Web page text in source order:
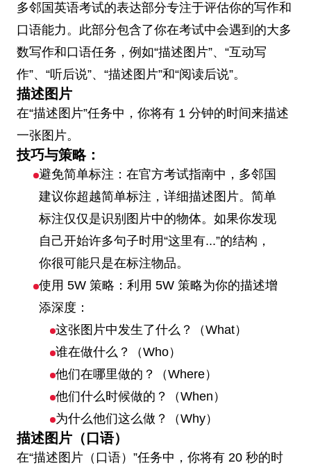
多邻国英语考试的表达部分专注于评估你的写作和
口语能力。此部分包含了你在考试中会遇到的大多
数写作和口语任务，例如“描述图片”、“互动写
作”、“听后说”、“描述图片”和“阅读后说”。
描述图片
在“描述图片”任务中，你将有 1 分钟的时间来描述
一张图片。
技巧与策略：
避免简单标注：在官方考试指南中，多邻国
建议你超越简单标注，详细描述图片。简单
标注仅仅是识别图片中的物体。如果你发现
自己开始许多句子时用“这里有...”的结构，
你很可能只是在标注物品。
使用 5W 策略：利用 5W 策略为你的描述增
添深度：
这张图片中发生了什么？（What）
谁在做什么？（Who）
他们在哪里做的？（Where）
他们什么时候做的？（When）
为什么他们这么做？（Why）
描述图片（口语）
在“描述图片（口语）”任务中，你将有 20 秒的时